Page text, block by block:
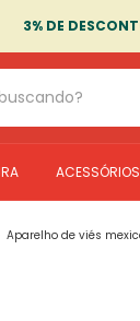
3% DE
Aparelho de viés